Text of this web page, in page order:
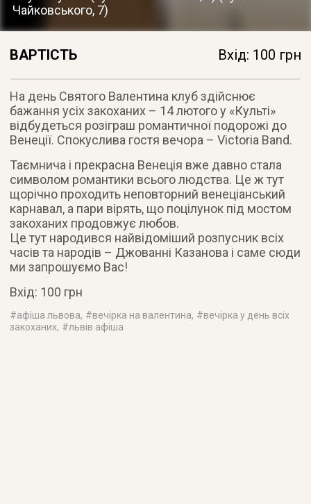
Чайковського, 7)
ВАРТІСТЬ Вхід: 100 грн
На день Святого Валентина клуб здійснює
бажання усіх закоханих – 14 лютого у «Культі»
відбудеться розіграш романтичної подорожі до
Венеції. Спокуслива гостя вечора – Victoria Band.
Таємнича і прекрасна Венеція вже давно стала
символом романтики всього людства. Це ж тут
щорічно проходить неповторний венеціанський
карнавал, а пари вірять, що поцілунок під мостом
закоханих продовжує любов.
Це тут народився найвідоміший розпусник всіх
часів та народів – Джованні Казанова і саме сюди
ми запрошуємо Вас!
Вхід: 100 грн
#афіша львова, #вечірка на валентина, #вечірка у день всіх
закоханих, #львів афіша